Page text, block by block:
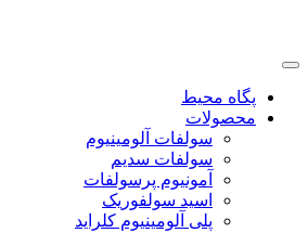
پگاه محیط
محصولات
سولفات آلومینیوم
سولفات سدیم
آمونیوم پرسولفات
اسید سولفوریک
پلی آلومینیوم کلراید